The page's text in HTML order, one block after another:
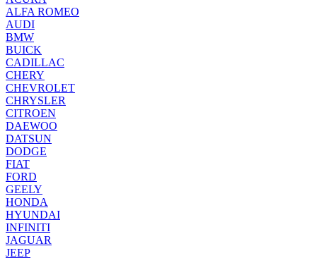
ALFA ROMEO
AUDI
BMW
BUICK
CADILLAC
CHERY
CHEVROLET
CHRYSLER
CITROEN
DAEWOO
DATSUN
DODGE
FIAT
FORD
GEELY
HONDA
HYUNDAI
INFINITI
JAGUAR
JEEP